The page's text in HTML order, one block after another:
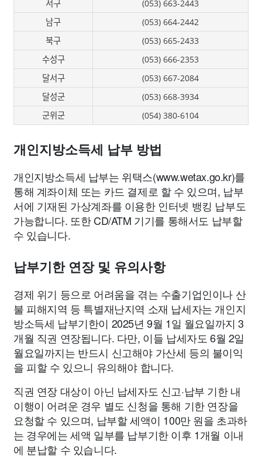
서구
(053) 663-2443
남구
(053) 664-2442
북구
(053) 665-2433
수성구
(053) 666-2353
달서구
(053) 667-2084
달성군
(053) 668-3934
군위군
(054) 380-6104
개인지방소득세 납부 방법
개인지방소득세 납부는 위택스(www.wetax.go.kr)를
통해 계좌이체 또는 카드 결제로 할 수 있으며, 납부
서에 기재된 가상계좌를 이용한 인터넷 뱅킹 납부도
가능합니다. 또한 CD/ATM 기기를 통해서도 납부할
수 있습니다.
납부기한 연장 및 유의사항
경제 위기 등으로 어려움을 겪는 수출기업인이나 산
불 피해지역 등 특별재난지역 소재 납세자는 개인지
방소득세 납부기한이 2025년 9월 1일 월요일까지 3
개월 직권 연장됩니다. 다만, 이들 납세자도 6월 2일
월요일까지는 반드시 신고해야 가산세 등의 불이익
을 피할 수 있으니 유의해야 합니다.
직권 연장 대상이 아닌 납세자도 신고·납부 기한 내
이행이 어려운 경우 별도 신청을 통해 기한 연장을
요청할 수 있으며, 납부할 세액이 100만 원을 초과하
는 경우에는 세액 일부를 납부기한 이후 1개월 이내
에 분납할 수 있습니다.